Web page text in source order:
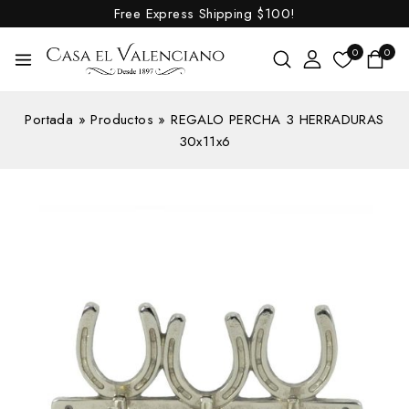
Free Express Shipping $100!
0 0
Portada »Productos »REGALO PERCHA 3 HERRADURAS
30x11x6